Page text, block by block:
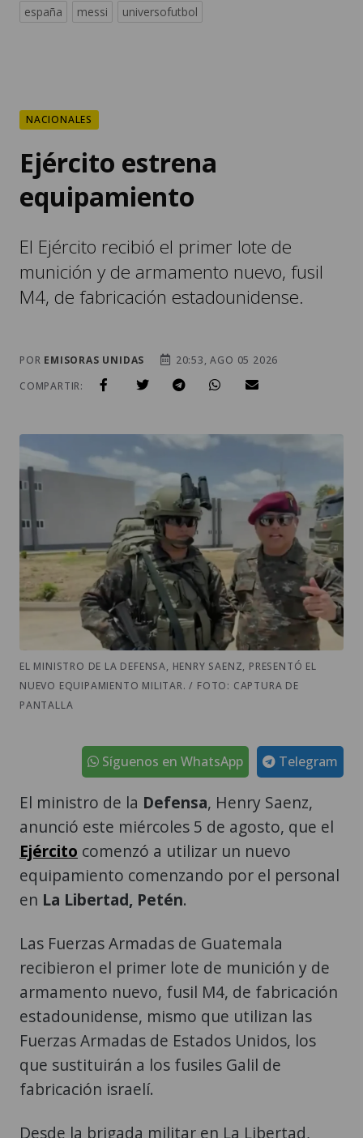
españa
messi universofutbol
NACIONALES
Ejército estrena
equipamiento
El Ejército recibió el primer lote de
munición y de armamento nuevo, fusil
M4, de fabricación estadounidense.
POR EMISORAS UNIDAS
20:53, AGO 05 2026
COMPARTIR:
EL MINISTRO DE LA DEFENSA, HENRY SAENZ, PRESENTÓ EL
NUEVO EQUIPAMIENTO MILITAR. / FOTO: CAPTURA DE
PANTALLA
Telegram
Síguenos en WhatsApp
El ministro de la Defensa, Henry Saenz,
anunció este miércoles 5 de agosto, que el
Ejército comenzó a utilizar un nuevo
equipamiento comenzando por el personal
en La Libertad, Petén.
Las Fuerzas Armadas de Guatemala
recibieron el primer lote de munición y de
armamento nuevo, fusil M4, de fabricación
estadounidense, mismo que utilizan las
Fuerzas Armadas de Estados Unidos, los
que sustituirán a los fusiles Galil de
fabricación israelí.
Desde la brigada militar en La Libertad,